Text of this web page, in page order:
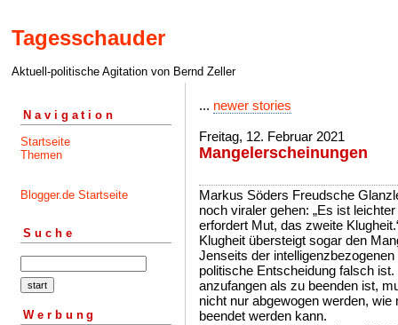
Tagesschauder
Aktuell-politische Agitation von Bernd Zeller
Navigation
Startseite
Themen
Blogger.de Startseite
Suche
Werbung
... newer stories
Freitag, 12. Februar 2021
Mangelerscheinungen
Markus Söders Freudsche
noch viraler gehen: „Es ist
erfordert Mut, das zweite
Klugheit übersteigt sogar den
Jenseits der
politische Entscheidung falsch
anzufangen als zu beenden ist,
nicht nur abgewogen werden,
beendet werden kann.